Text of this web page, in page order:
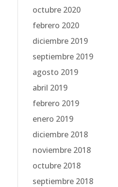
octubre 2020
febrero 2020
diciembre 2019
septiembre 2019
agosto 2019
abril 2019
febrero 2019
enero 2019
diciembre 2018
noviembre 2018
octubre 2018
septiembre 2018